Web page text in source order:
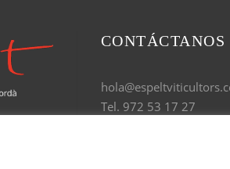
CONTÁCTANOS
Tel. 972 53 17 27